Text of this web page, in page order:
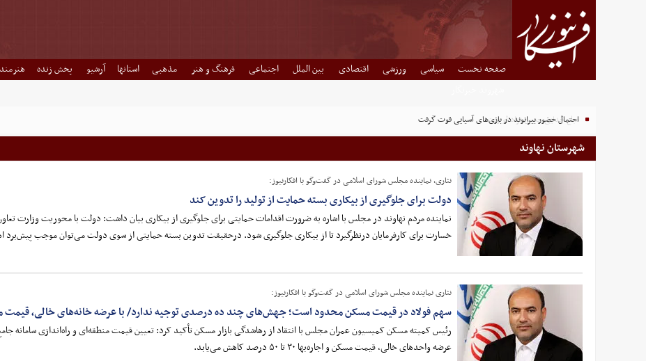
صفحه نخست سیاسی ورزشی اقتصادی بین الملل اجتماعی فرهنگ و هنر مذهبی استانها آرشیو پخش زنده
احتمال حضور بیرانوند در بازی‌های آسیایی قوت گرفت
مبلغ جدایی حسین نژاد لو رفت
شهرستان نهاوند
نثاری، نماینده مجلس شورای اسلامی در گفت‌وگو با افکارنیوز:
دولت برای جلوگیری از بیکاری بسته حمایت از تولید را تدوین کند
نماینده مردم نهاوند در مجلس با اشاره به ضرورت اقدامات حمایتی برای جلوگیری از بیکاری بیان داشت: دولت با محوریت وزارت
خسارت‌ برای کارفرمایان درنظرگیرد تا از بیکاری جلوگیری شود. درحقیقت تدوین بسته حمایتی از سوی دولت می‌توان موجب پیش‌برد
نثاری نماینده مجلس شورای اسلامی در گفت‌وگو با افکارنیوز:
سهم فولاد در قیمت مسکن محدود است؛ جهش‌های چند ده درصدی توجیه ندارد/ با عرضه خانه‌های خالی، قیمت مسکن تا ۵۰ درصد
رئیس کمیته مسکن کمیسیون عمران مجلس با انتقاد از رهاشدگی بازار مسکن تأکید کرد: تعیین قیمت منطقه‌ای و راه‌اندازی
عرضه واحدهای خالی، قیمت مسکن و اجاره‌بها ۳۰ تا ۵۰ درصد کاهش می‌یابد.